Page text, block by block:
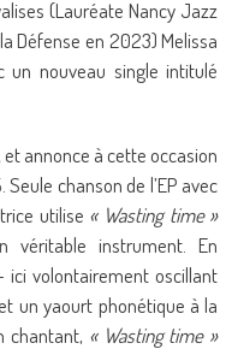
(Lauréate Nancy Jazz
Défense en 2023) Melissa
un nouveau single intitulé
et annonce à cette occasion
chanson de l’EP avec
utilise « Wasting time »
véritable instrument. En
volontairement oscillant
un yaourt phonétique à la
chantant, « Wasting time »